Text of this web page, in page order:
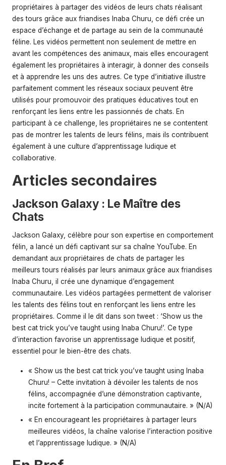
propriétaires à partager des vidéos de leurs chats réalisant
des tours grâce aux friandises Inaba Churu, ce défi crée un
espace d’échange et de partage au sein de la communauté
féline. Les vidéos permettent non seulement de mettre en
avant les compétences des animaux, mais elles encouragent
également les propriétaires à interagir, à donner des conseils
et à apprendre les uns des autres. Ce type d’initiative illustre
parfaitement comment les réseaux sociaux peuvent être
utilisés pour promouvoir des pratiques éducatives tout en
renforçant les liens entre les passionnés de chats. En
participant à ce challenge, les propriétaires ne se contentent
pas de montrer les talents de leurs félins, mais ils contribuent
également à une culture d’apprentissage ludique et
collaborative.
Articles secondaires
Jackson Galaxy : Le Maître des
Chats
Jackson Galaxy, célèbre pour son expertise en comportement
félin, a lancé un défi captivant sur sa chaîne YouTube. En
demandant aux propriétaires de chats de partager les
meilleurs tours réalisés par leurs animaux grâce aux friandises
Inaba Churu, il crée une dynamique d’engagement
communautaire. Les vidéos partagées permettent de valoriser
les talents des félins tout en renforçant les liens entre les
propriétaires. Comme il le dit dans son tweet : ‘Show us the
best cat trick you’ve taught using Inaba Churu!’. Ce type
d’interaction favorise un apprentissage ludique et positif,
essentiel pour le bien-être des chats.
« Show us the best cat trick you’ve taught using Inaba
Churu! – Cette invitation à dévoiler les talents de nos
félins, accompagnée d’une démonstration captivante,
incite fortement à la participation communautaire. » (N/A)
« En encourageant les propriétaires à partager leurs
meilleures vidéos, la chaîne valorise l’interaction positive
et l’apprentissage ludique. » (N/A)